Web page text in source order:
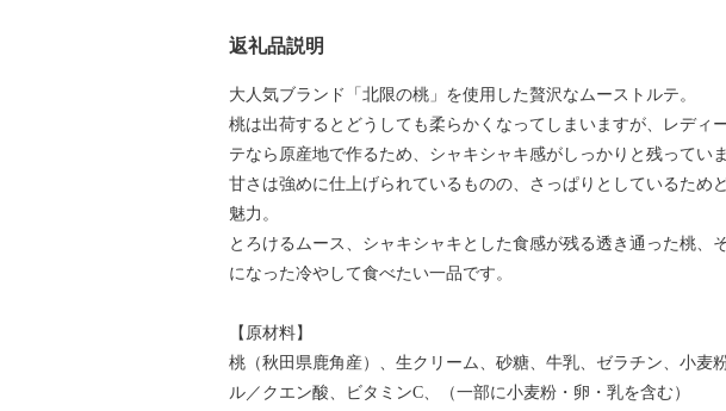
返礼品説明
大人気ブランド「北限の桃」を使用した贅沢なムーストルテ。
桃は出荷するとどうしても柔らかくなってしまいますが、レディ
テなら原産地で作るため、シャキシャキ感がしっかりと残っていま
甘さは強めに仕上げられているものの、さっぱりとしているため
魅力。
とろけるムース、シャキシャキとした食感が残る透き通った桃、
になった冷やして食べたい一品です。
【原材料】
桃（秋田県鹿角産）、生クリーム、砂糖、牛乳、ゼラチン、小麦
ル／クエン酸、ビタミンC、（一部に小麦粉・卵・乳を含む）